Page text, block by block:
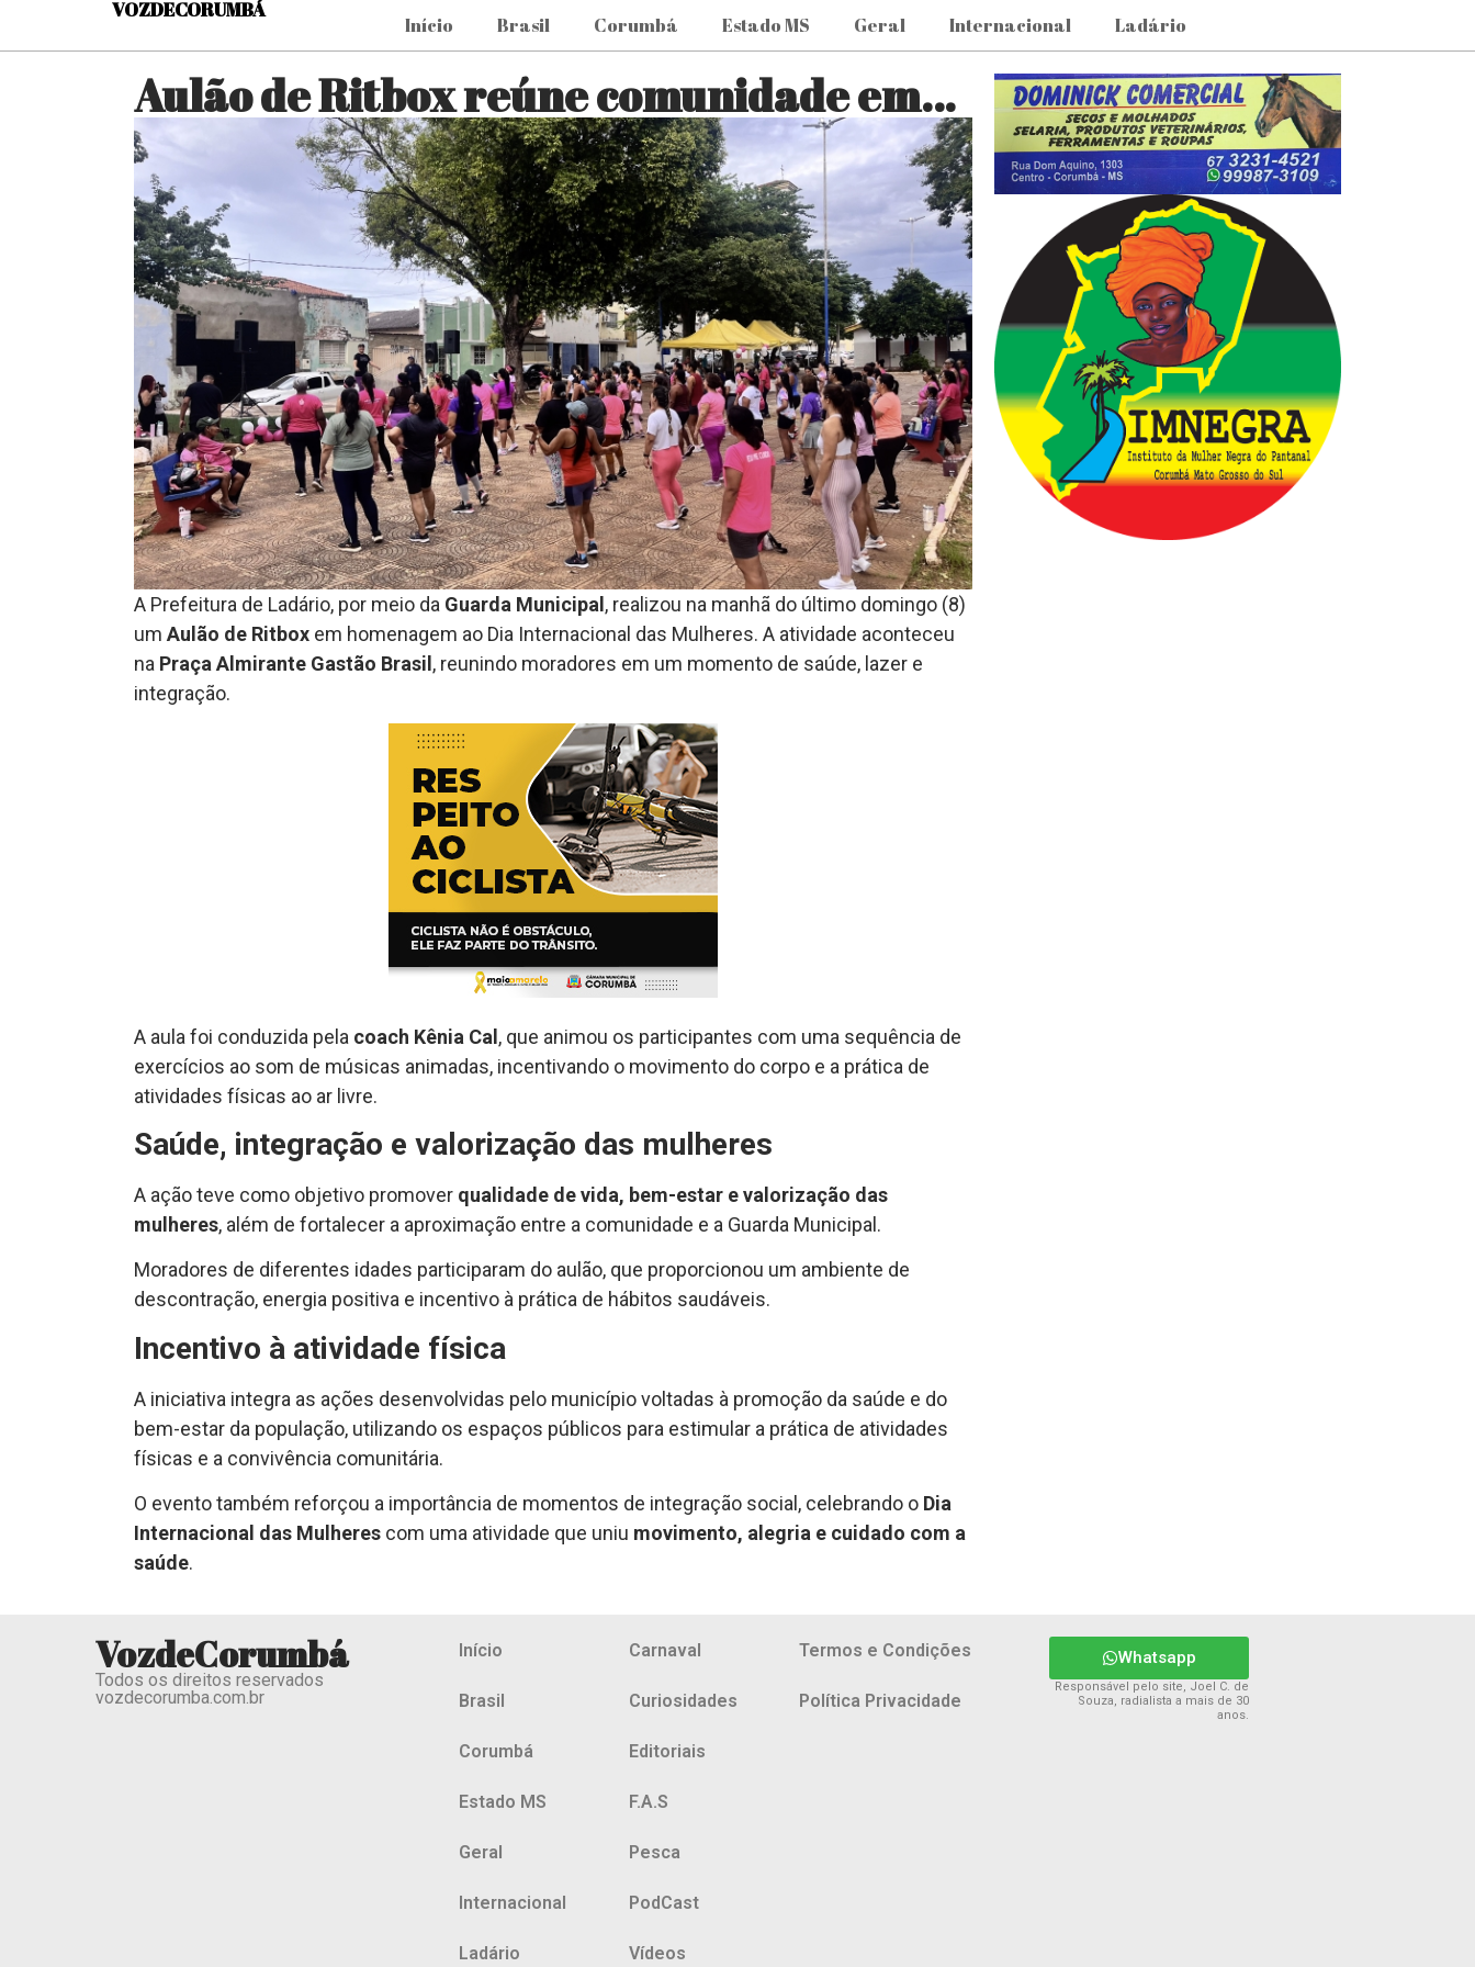
VOZDECORUMBÁ
Início Brasil Corumbá Estado MS Geral Internacional Ladário
Aulão de Ritbox reúne comunidade em…
A Prefeitura de Ladário, por meio da Guarda Municipal, realizou na manhã do último domingo (8)
um Aulão de Ritbox em homenagem ao Dia Internacional das Mulheres. A atividade aconteceu
na Praça Almirante Gastão Brasil, reunindo moradores em um momento de saúde, lazer e
integração.
A aula foi conduzida pela coach Kênia Cal, que animou os participantes com uma sequência de
exercícios ao som de músicas animadas, incentivando o movimento do corpo e a prática de
atividades físicas ao ar livre.
Saúde, integração e valorização das mulheres
A ação teve como objetivo promover qualidade de vida, bem-estar e valorização das
mulheres, além de fortalecer a aproximação entre a comunidade e a Guarda Municipal.
Moradores de diferentes idades participaram do aulão, que proporcionou um ambiente de
descontração, energia positiva e incentivo à prática de hábitos saudáveis.
Incentivo à atividade física
A iniciativa integra as ações desenvolvidas pelo município voltadas à promoção da saúde e do
bem-estar da população, utilizando os espaços públicos para estimular a prática de atividades
físicas e a convivência comunitária.
O evento também reforçou a importância de momentos de integração social, celebrando o Dia
Internacional das Mulheres com uma atividade que uniu movimento, alegria e cuidado com a
saúde.
VozdeCorumbá
Todos os direitos reservados
vozdecorumba.com.br
Início
Brasil
Corumbá
Estado MS
Geral
Internacional
Ladário
Carnaval
Curiosidades
Editoriais
F.A.S
Pesca
PodCast
Vídeos
Termos e Condições
Política Privacidade
Whatsapp
Responsável pelo site, Joel C. de
Souza, radialista a mais de 30
anos.